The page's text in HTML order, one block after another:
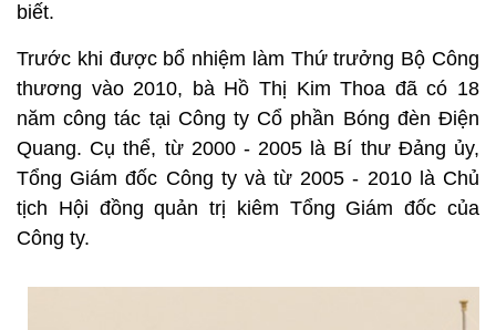
biết.
Trước khi được bổ nhiệm làm Thứ trưởng Bộ Công
thương vào 2010, bà Hồ Thị Kim Thoa đã có 18
năm công tác tại Công ty Cổ phần Bóng đèn Điện
Quang. Cụ thể, từ 2000 - 2005 là Bí thư Đảng ủy,
Tổng Giám đốc Công ty và từ 2005 - 2010 là Chủ
tịch Hội đồng quản trị kiêm Tổng Giám đốc của
Công ty.